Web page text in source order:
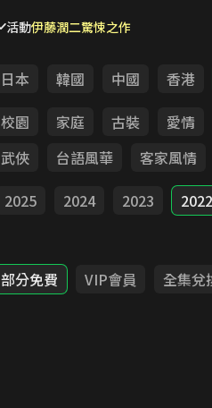
活動伊藤潤二驚悚之作
日本 韓國 中國 香港
校園 家庭 古裝 愛情
武俠 台語風華 客家風情
2025 2024 2023 2022
部分免費 VIP會員 全集兌